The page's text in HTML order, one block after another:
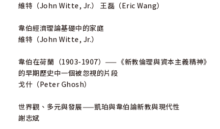
維特（John Witte, Jr.） 王磊（Eric Wang）
韋伯經濟理論基礎中的家庭
維特（John Witte, Jr.）
韋伯在荷蘭（1903-1907）——《新教倫理與資本主義精神》
的早期歷史中一個被忽視的片段
戈什（Peter Ghosh）
世界觀、多元與發展——凱珀與韋伯論新教與現代性
謝志斌